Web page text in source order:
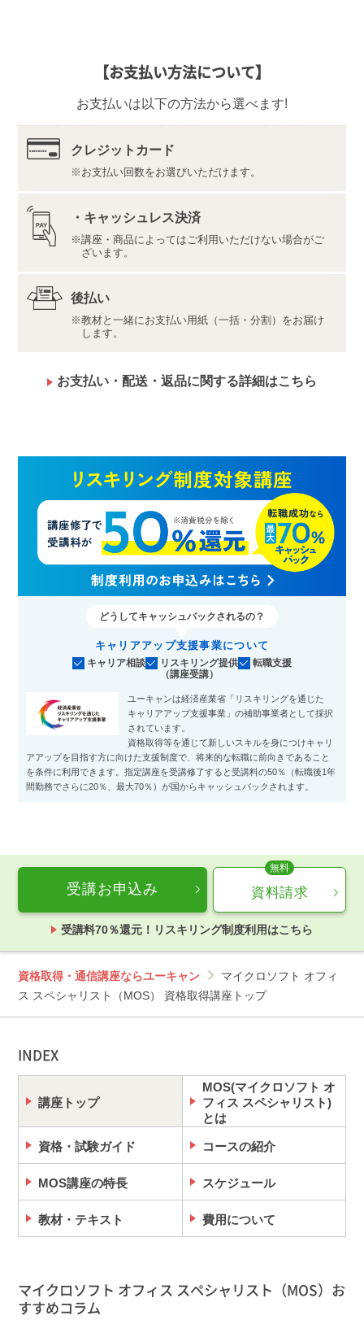
〒350-1111
株式会社ユーキャンロジ
作要件を満たすかどうかのご確認をお願いいたします。
MOS試験はOfficeのバージョンごとに試験範囲が異な
り、受験するOfficeと同じバージョンで学習する必要が
あります。
リ版、無料の簡易版Office、Mac版Office、他社のOffice
互換ソフトには対応しておりません。
Microsoft、Microsoft Office、Excelは、米国Microsoft
Corporationの米国およびその他の国における登録商標
【お支払い方法について】
お支払いは以下の方法から選べます!
クレジットカード
お支払い回数をお選びいただけます。
・キャッシュレス決済
講座・商品によってはご利用いただけない場合がご
ざいます。
後払い
教材と一緒にお支払い用紙（一括・分割）をお届け
します。
お支払い・配送・返品に関する詳細はこちら
どうしてキャッシュバックされるの？
キャリアアップ支援事業について
キャリア相談
リスキリング提供
（講座受講）
転職支援
ユーキャンは経済産業省「リスキリングを通じた
キャリアアップ支援事業」の補助事業者として採択
されています。
資格取得等を通じて新しいスキルを身につけキャリ
アアップを目指す方に向けた支援制度で、将来的な転職に前向きであること
を条件に利用できます。指定講座を受講修了すると受講料の50％（転職後1年
間勤務でさらに20％、最大70％）が国からキャッシュバックされます。
受講お申込み 資料請求
受講料70％還元！リスキリング制度利用はこちら
資格取得・通信講座ならユーキャン
マイクロソフト オフィ
ス スペシャリスト（MOS） 資格取得講座トップ
INDEX
講座トップ
MOS(マイクロソフト オ
フィス スペシャリスト)
とは
資格・試験ガイド コースの紹介
MOS講座の特長 スケジュール
教材・テキスト 費用について
マイクロソフト オフィス スペシャリスト（MOS）お
すすめコラム